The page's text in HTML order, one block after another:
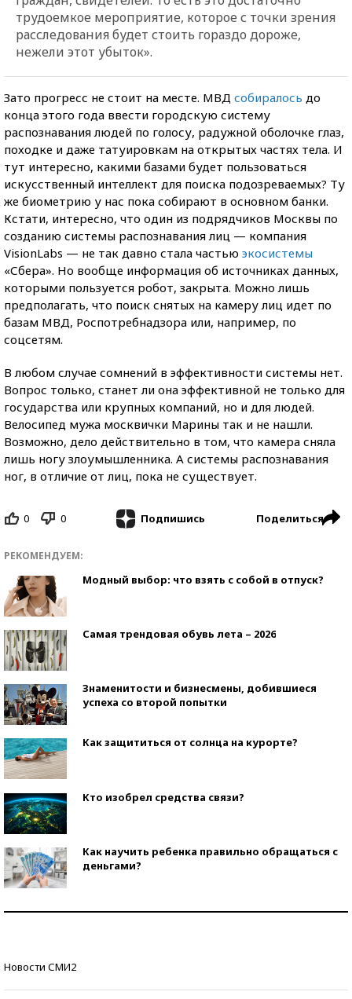
трудоемкое мероприятие, которое с точки зрения
расследования будет стоить гораздо дороже,
нежели этот убыток».
Зато прогресс не стоит на месте. МВД собиралось до
конца этого года ввести городскую систему
распознавания людей по голосу, радужной оболочке глаз,
походке и даже татуировкам на открытых частях тела. И
тут интересно, какими базами будет пользоваться
искусственный интеллект для поиска подозреваемых? Ту
же биометрию у нас пока собирают в основном банки.
Кстати, интересно, что один из подрядчиков Москвы по
созданию системы распознавания лиц — компания
VisionLabs — не так давно стала частью экосистемы
«Сбера». Но вообще информация об источниках данных,
которыми пользуется робот, закрыта. Можно лишь
предполагать, что поиск снятых на камеру лиц идет по
базам МВД, Роспотребнадзора или, например, по
соцсетям.
В любом случае сомнений в эффективности системы нет.
Вопрос только, станет ли она эффективной не только для
государства или крупных компаний, но и для людей.
Велосипед мужа москвички Марины так и не нашли.
Возможно, дело действительно в том, что камера сняла
лишь ногу злоумышленника. А системы распознавания
ног, в отличие от лиц, пока не существует.
0 0 Подпишись Поделиться
РЕКОМЕНДУЕМ:
Модный выбор: что взять с собой в отпуск?
Самая трендовая обувь лета – 2026
Знаменитости и бизнесмены, добившиеся
успеха со второй попытки
Как защититься от солнца на курорте?
Кто изобрел средства связи?
Как научить ребенка правильно обращаться с
деньгами?
Новости СМИ2